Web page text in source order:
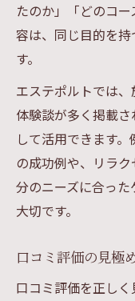
たのか」「どのコ
容は、同じ目的を
す。
エステポルトでは
体験談が多く掲載
して活用できます
の成功例や、リラ
分のニーズに合っ
大切です。
口コミ評価の見極
口コミ評価を正し